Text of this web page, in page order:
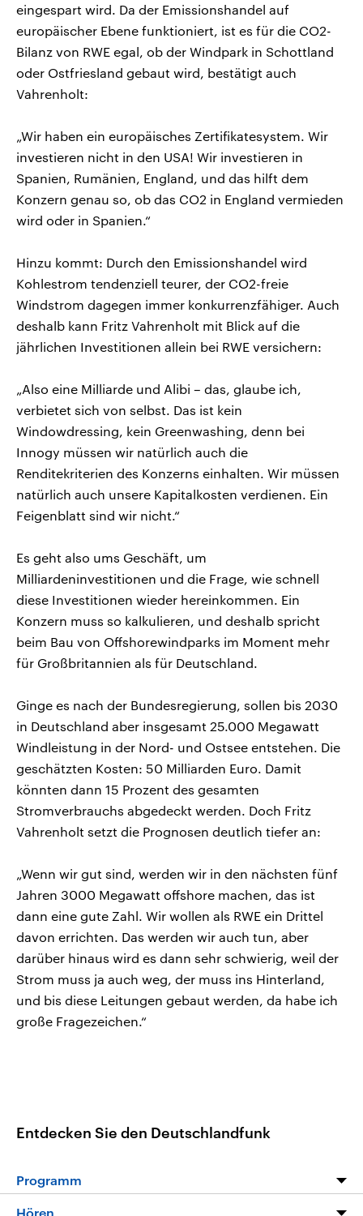
eingespart wird. Da der Emissionshandel auf
europäischer Ebene funktioniert, ist es für die CO2-
Bilanz von RWE egal, ob der Windpark in Schottland
oder Ostfriesland gebaut wird, bestätigt auch
Vahrenholt:
„Wir haben ein europäisches Zertifikatesystem. Wir
investieren nicht in den USA! Wir investieren in
Spanien, Rumänien, England, und das hilft dem
Konzern genau so, ob das CO2 in England vermieden
wird oder in Spanien.“
Hinzu kommt: Durch den Emissionshandel wird
Kohlestrom tendenziell teurer, der CO2-freie
Windstrom dagegen immer konkurrenzfähiger. Auch
deshalb kann Fritz Vahrenholt mit Blick auf die
jährlichen Investitionen allein bei RWE versichern:
„Also eine Milliarde und Alibi – das, glaube ich,
verbietet sich von selbst. Das ist kein
Windowdressing, kein Greenwashing, denn bei
Innogy müssen wir natürlich auch die
Renditekriterien des Konzerns einhalten. Wir müssen
natürlich auch unsere Kapitalkosten verdienen. Ein
Feigenblatt sind wir nicht.“
Es geht also ums Geschäft, um
Milliardeninvestitionen und die Frage, wie schnell
diese Investitionen wieder hereinkommen. Ein
Konzern muss so kalkulieren, und deshalb spricht
beim Bau von Offshorewindparks im Moment mehr
für Großbritannien als für Deutschland.
Ginge es nach der Bundesregierung, sollen bis 2030
in Deutschland aber insgesamt 25.000 Megawatt
Windleistung in der Nord- und Ostsee entstehen. Die
geschätzten Kosten: 50 Milliarden Euro. Damit
könnten dann 15 Prozent des gesamten
Stromverbrauchs abgedeckt werden. Doch Fritz
Vahrenholt setzt die Prognosen deutlich tiefer an:
„Wenn wir gut sind, werden wir in den nächsten fünf
Jahren 3000 Megawatt offshore machen, das ist
dann eine gute Zahl. Wir wollen als RWE ein Drittel
davon errichten. Das werden wir auch tun, aber
darüber hinaus wird es dann sehr schwierig, weil der
Strom muss ja auch weg, der muss ins Hinterland,
und bis diese Leitungen gebaut werden, da habe ich
große Fragezeichen.“
Entdecken Sie den Deutschlandfunk
Programm
Hören